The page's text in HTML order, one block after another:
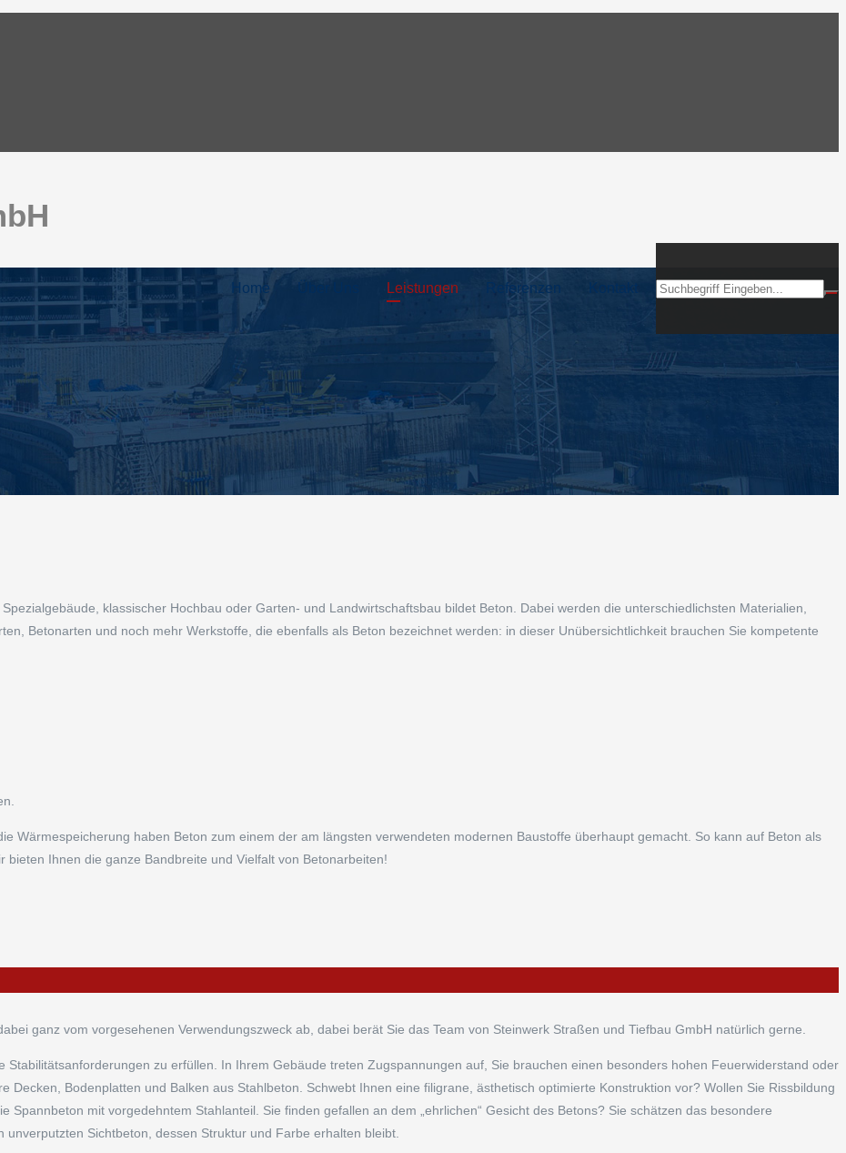
Home Leistungen Referenzen
klassischer Hochbau oder Garten- und Landwirtschaftsbau bildet Beton. Dabei werden die unterschiedlichsten Materialien,
Betonarten und noch mehr Werkstoffe, die ebenfalls als Beton bezeichnet werden: in dieser Unübersichtlichkeit brauchen Sie kompetente
Wärmespeicherung haben Beton zum einem der am längsten verwendeten modernen Baustoffe überhaupt gemacht. So kann auf Beton als
Ihnen die ganze Bandbreite und Vielfalt von Betonarbeiten!
ganz vom vorgesehenen Verwendungszweck ab, dabei berät Sie das Team von Steinwerk Straßen und Tiefbau GmbH natürlich gerne.
zu erfüllen. In Ihrem Gebäude treten Zugspannungen auf, Sie brauchen einen besonders hohen Feuerwiderstand oder
Decken, Bodenplatten und Balken aus Stahlbeton. Schwebt Ihnen eine filigrane, ästhetisch optimierte Konstruktion vor? Wollen Sie Rissbildung
mit vorgedehntem Stahlanteil. Sie finden gefallen an dem „ehrlichen“ Gesicht des Betons? Sie schätzen das besondere
Sichtbeton, dessen Struktur und Farbe erhalten bleibt.